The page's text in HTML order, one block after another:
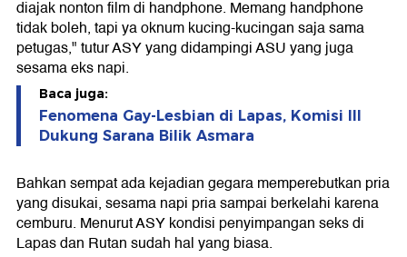
diajak nonton film di handphone. Memang handphone
tidak boleh, tapi ya oknum kucing-kucingan saja sama
petugas," tutur ASY yang didampingi ASU yang juga
sesama eks napi.
Baca juga:
Fenomena Gay-Lesbian di Lapas, Komisi III
Dukung Sarana Bilik Asmara
Bahkan sempat ada kejadian gegara memperebutkan pria
yang disukai, sesama napi pria sampai berkelahi karena
cemburu. Menurut ASY kondisi penyimpangan seks di
Lapas dan Rutan sudah hal yang biasa.